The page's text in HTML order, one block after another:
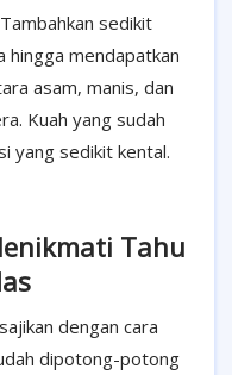
sedikit
hingga mendapatkan
asam, manis, dan
Kuah yang sudah
yang sedikit kental.
Tahu
dengan cara
dipotong-potong